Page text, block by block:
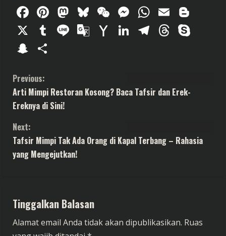
Facebook
Pinterest
Mastodon
Bluesky
WeChat
Messenger
Email
X
Tumblr
LineGoogle
YahooLinkedIn
Telegram
Snapchat
C
o
n
t
i
u
e
Previous:
Arti Mimpi Restoran Kosong? Baca Tafsir dan Erek-
Ereknya di Sini!
Next:
Tafsir Mimpi Tak Ada Orang di Kapal Terbang – Rahasia
yang Mengejutkan!
Tinggalkan Balasan
Alamat email Anda tidak akan dipublikasikan. Ruas